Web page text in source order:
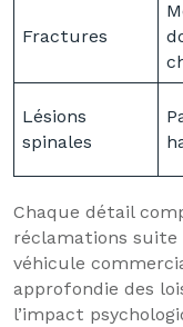
Fractures
Lésions
spinales
Chaque détail
réclamations
véhicule
approfondie des
l’impact